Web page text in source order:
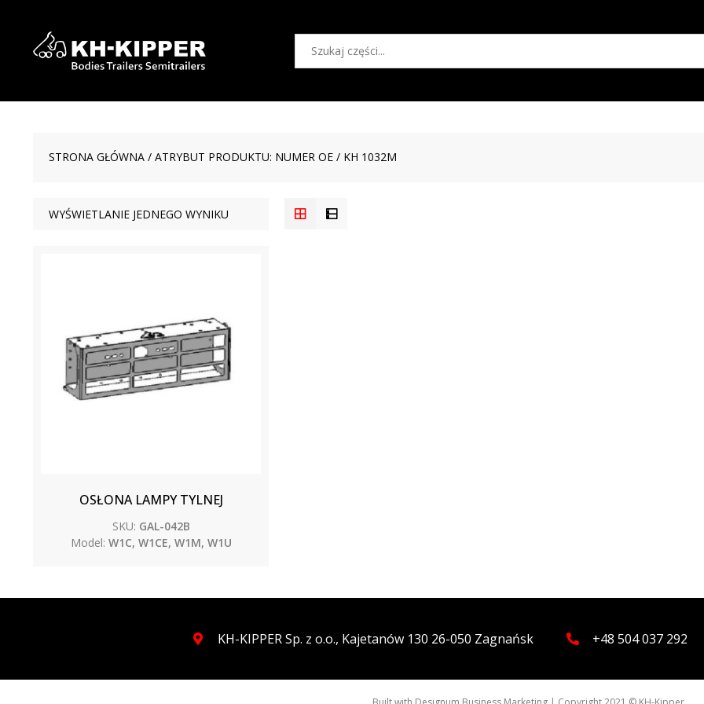
STRONA GŁÓWNA / ATRYBUT PRODUKTU: NUMER OE / KH 1032M
WYŚWIETLANIE JEDNEGO WYNIKU
OSŁONA LAMPY TYLNEJ
SKU: GAL-042B
Model: W1C, W1CE, W1M, W1U
KH-KIPPER Sp. z o.o., Kajetanów 130 26-050 Zagnańsk +48 504 037 292